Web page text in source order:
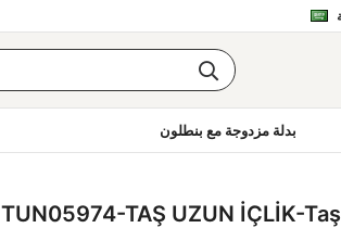
بدلة مزدوجة مع بنطلون
TUN05974-TAŞ UZUN İÇLİK-Taş